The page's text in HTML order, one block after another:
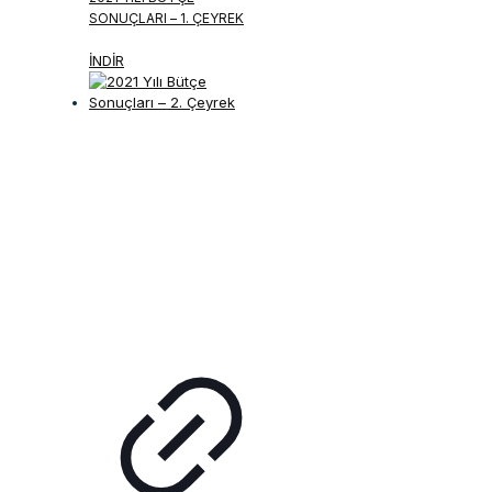
SONUÇLARI – 1. ÇEYREK
İNDİR